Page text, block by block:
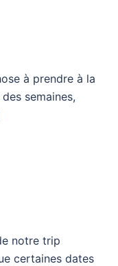
à prendre à la
semaines,
notre trip
certaines dates